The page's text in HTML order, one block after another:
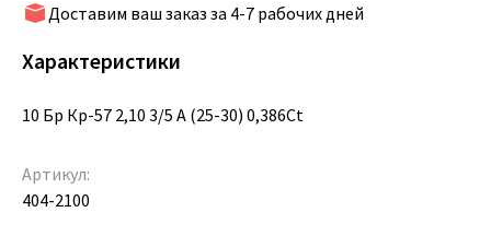
Доставим ваш заказ за 4-7 рабочих дней
Характеристики
10 Бр Кр-57 2,10 3/5 А (25-30) 0,386Ct
Артикул:
404-2100